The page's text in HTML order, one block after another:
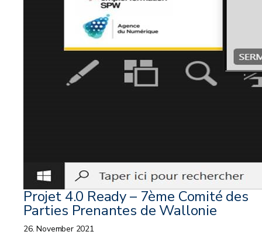
Projet 4.0 Ready – 7ème Comité des
Parties Prenantes de Wallonie
26. November 2021